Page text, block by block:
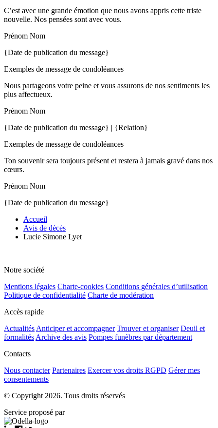
C’est avec une grande émotion que nous avons appris cette triste
nouvelle. Nos pensées sont avec vous.
Prénom Nom
{Date de publication du message}
Exemples de message de condoléances
Nous partageons votre peine et vous assurons de nos sentiments les
plus affectueux.
Prénom Nom
{Date de publication du message} | {Relation}
Exemples de message de condoléances
Ton souvenir sera toujours présent et restera à jamais gravé dans nos
cœurs.
Prénom Nom
{Date de publication du message}
Accueil
Avis de décès
Lucie Simone Lyet
Notre société
Mentions légales Charte-cookies Conditions générales d’utilisation
Politique de confidentialité Charte de modération
Accès rapide
Actualités Anticiper et accompagner Trouver et organiser Deuil et
formalités Archive des avis Pompes funèbres par département
Contacts
Nous contacter Partenaires Exercer vos droits RGPD Gérer mes
consentements
© Copyright 2026. Tous droits réservés
Service proposé par